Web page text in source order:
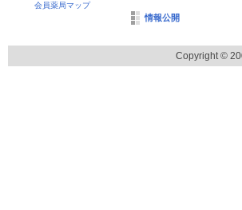
会員薬局マップ
情報公開
Copyright ©